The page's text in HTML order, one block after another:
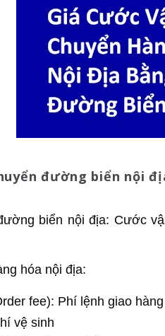
đường biển nội
biển nội địa: Cước
hóa nội địa:
fee): Phí lệnh giao hàng
vệ sinh